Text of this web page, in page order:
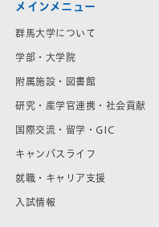
メインメニュー
群馬大学について
学部・大学院
附属施設・図書館
研究・産学官連携・社会貢献
国際交流・留学・GIC
キャンパスライフ
就職・キャリア支援
入試情報